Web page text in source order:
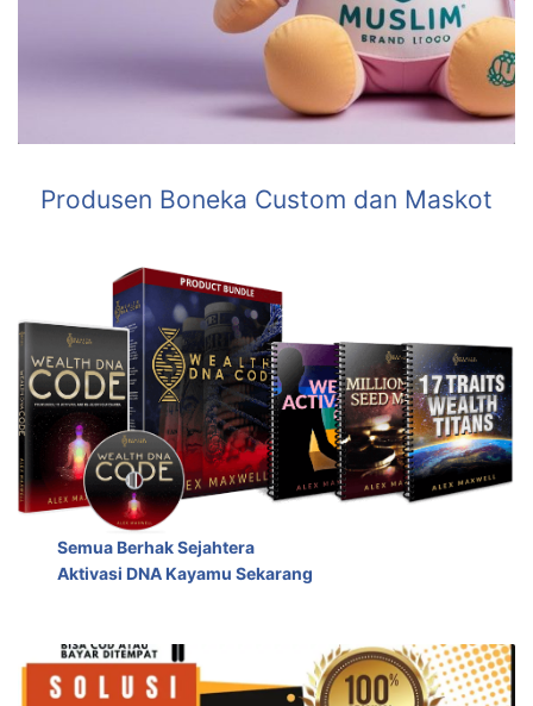
Produsen Boneka Custom dan Maskot
Semua Berhak Sejahtera
Aktivasi DNA Kayamu Sekarang